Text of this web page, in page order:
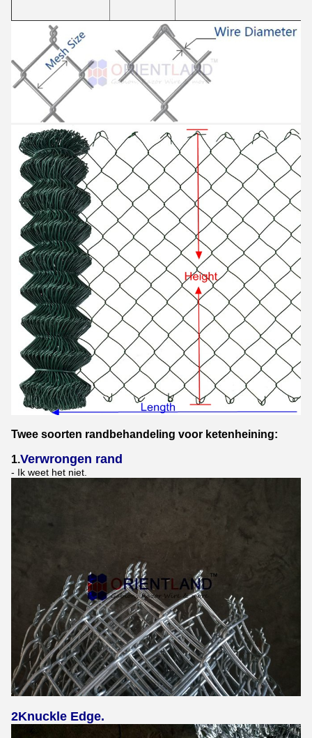
Twee soorten randbehandeling voor ketenheining:
1.Verwrongen rand
- Ik weet het niet.
2Knuckle Edge.